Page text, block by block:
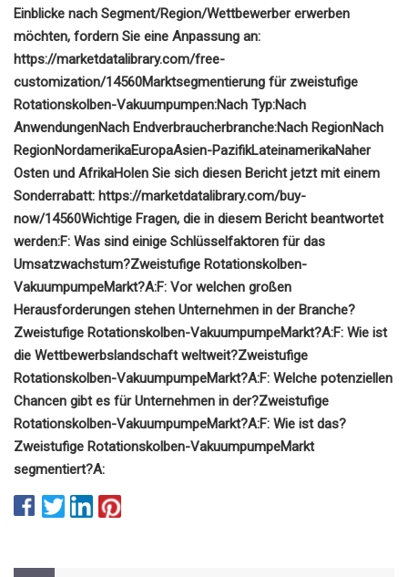
Einblicke nach Segment/Region/Wettbewerber erwerben
möchten, fordern Sie eine Anpassung an:
https://marketdatalibrary.com/free-
customization/14560Marktsegmentierung für zweistufige
Rotationskolben-Vakuumpumpen:Nach Typ:Nach
AnwendungenNach Endverbraucherbranche:Nach RegionNach
RegionNordamerikaEuropaAsien-PazifikLateinamerikaNaher
Osten und AfrikaHolen Sie sich diesen Bericht jetzt mit einem
Sonderrabatt: https://marketdatalibrary.com/buy-
now/14560Wichtige Fragen, die in diesem Bericht beantwortet
werden:F: Was sind einige Schlüsselfaktoren für das
Umsatzwachstum?Zweistufige Rotationskolben-
VakuumpumpeMarkt?A:F: Vor welchen großen
Herausforderungen stehen Unternehmen in der Branche?
Zweistufige Rotationskolben-VakuumpumpeMarkt?A:F: Wie ist
die Wettbewerbslandschaft weltweit?Zweistufige
Rotationskolben-VakuumpumpeMarkt?A:F: Welche potenziellen
Chancen gibt es für Unternehmen in der?Zweistufige
Rotationskolben-VakuumpumpeMarkt?A:F: Wie ist das?
Zweistufige Rotationskolben-VakuumpumpeMarkt
segmentiert?A: